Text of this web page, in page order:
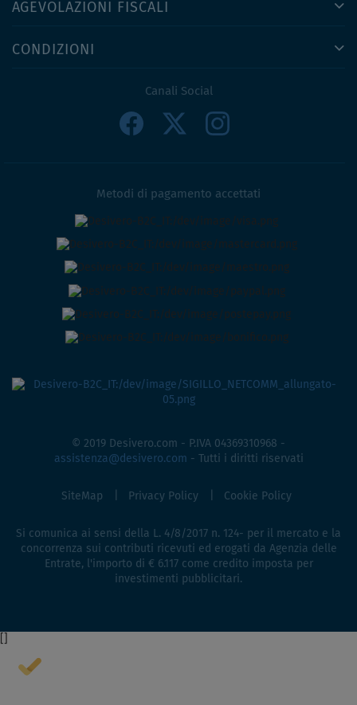
AGEVOLAZIONI FISCALI
CONDIZIONI
Canali Social
Metodi di pagamento accettati
© 2019 Desivero.com - P.IVA 04369310968 -
assistenza@desivero.com - Tutti i diritti riservati
SiteMap Privacy Policy Cookie Policy
Si comunica ai sensi della L. 4/8/2017 n. 124- per il mercato e la
concorrenza sui contributi ricevuti ed erogati da Agenzia delle
Entrate, l'importo di € 6.117 come credito imposta per
investimenti pubblicitari.